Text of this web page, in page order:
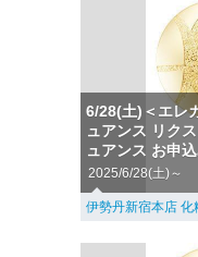
6/28(土)＜エレ
ュアンス リク
ュアンス お申
2025/6/28(土)～
伊勢丹新宿本店 化